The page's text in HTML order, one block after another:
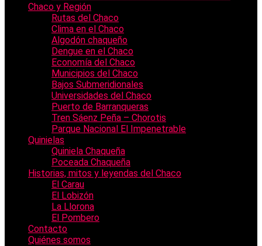
Chaco y Región
Rutas del Chaco
Clima en el Chaco
Algodón chaqueño
Dengue en el Chaco
Economía del Chaco
Municipios del Chaco
Bajos Submeridionales
Universidades del Chaco
Puerto de Barranqueras
Tren Sáenz Peña – Chorotis
Parque Nacional El Impenetrable
Quinielas
Quiniela Chaqueña
Poceada Chaqueña
Historias, mitos y leyendas del Chaco
El Carau
El Lobizón
La Llorona
El Pombero
Contacto
Quiénes somos